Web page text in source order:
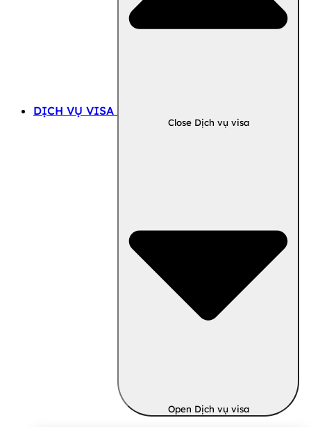
DỊCH VỤ VISA
Close Dịch vụ visa
Open Dịch vụ visa